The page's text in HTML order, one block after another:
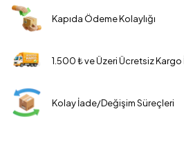
Kapıda Ödeme Kolaylığı
1.500 ₺ ve Üzeri Ücretsiz Kargo
Kolay İade/Değişim Süreçleri